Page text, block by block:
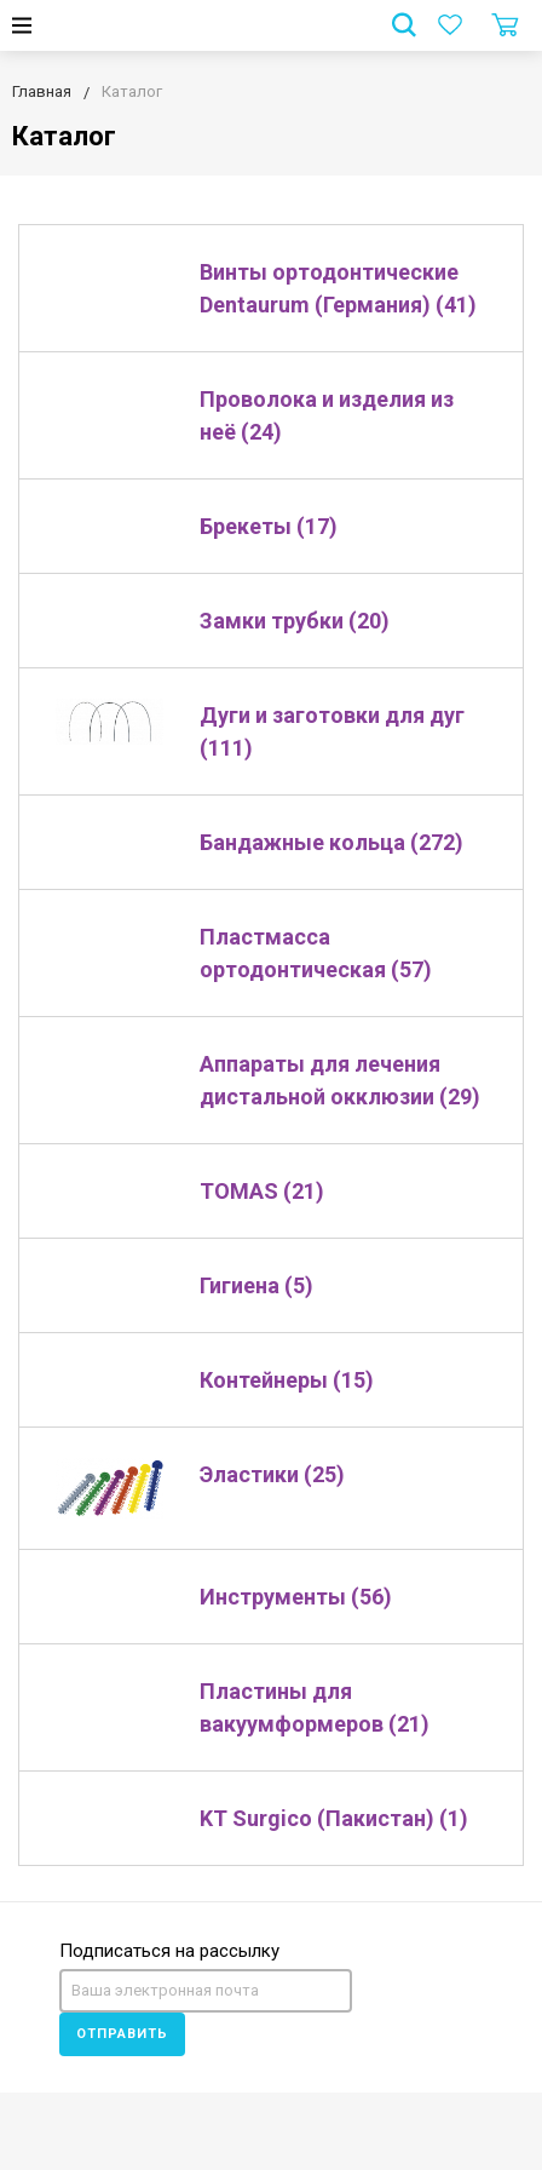
Главная Каталог
Каталог
Винты ортодонтические
Dentaurum (Германия) (41)
Проволока и изделия из
неё (24)
Брекеты (17)
Замки трубки (20)
Дуги и заготовки для дуг
(111)
Бандажные кольца (272)
Пластмасса
ортодонтическая (57)
Аппараты для лечения
дистальной окклюзии (29)
TOMAS (21)
Гигиена (5)
Контейнеры (15)
Эластики (25)
Инструменты (56)
Пластины для
вакуумформеров (21)
KT Surgico (Пакистан) (1)
Подписаться на рассылку
ОТПРАВИТЬ